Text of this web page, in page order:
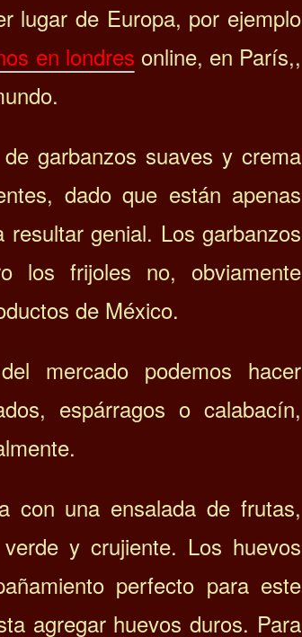
lugar de Europa, por ejemplo
en londres online, en París,,
garbanzos suaves y crema
dado que están apenas
genial. Los garbanzos
los frijoles no, obviamente
de México.
mercado podemos hacer
espárragos o calabacín,
con una ensalada de frutas,
y crujiente. Los huevos
perfecto para este
agregar huevos duros. Para